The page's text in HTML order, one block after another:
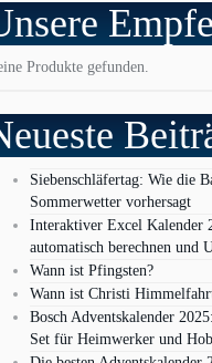
Produkte gefunden.
Siebenschläfertag: Wie die
Sommerwetter vorhersagt
Interaktiver Excel Kalender
automatisch berechnen und
Wann ist Pfingsten?
Wann ist Christi
Bosch Adventskalender
Set für Heimwerker und